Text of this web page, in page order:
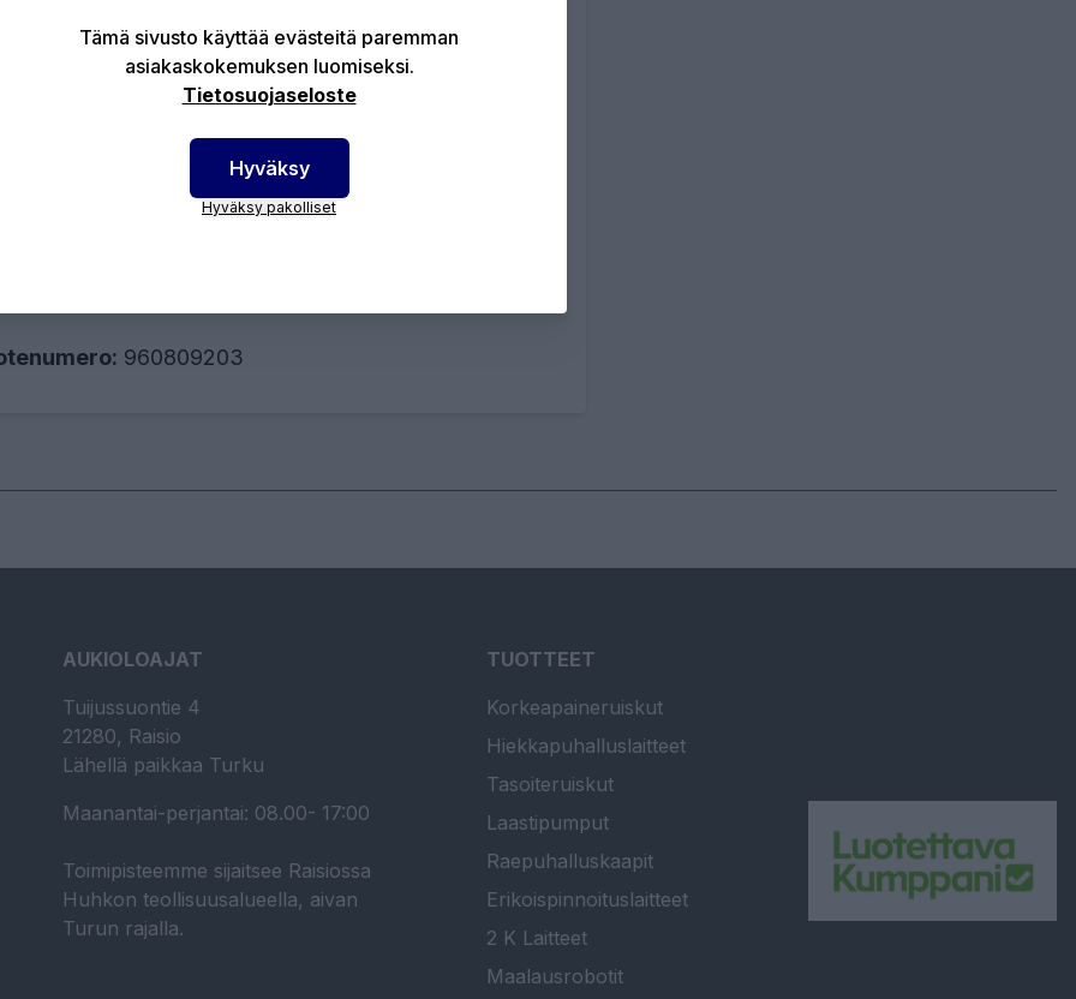
ominaisuudet:
400 N/mm2
käyttöpaine: 25 bar (-20°C-120°C)
220N/mm2
7%
max 220HB
960809203
AUKIOLOAJAT
Tuijussuontie 4
21280, Raisio
Lähellä paikkaa Turku
Maanantai-perjantai: 08.00- 17:00
Toimipisteemme sijaitsee Raisiossa
Huhkon teollisuusalueella, aivan
Turun rajalla.
TUOTTEET
Korkeapaineruiskut
Hiekkapuhalluslaitteet
Tasoiteruiskut
Laastipumput
Raepuhalluskaapit
Erikoispinnoituslaitteet
2 K Laitteet
Maalausrobotit
Tämä sivusto käyttää evästeitä paremman
asiakaskokemuksen luomiseksi.
Tietosuojaseloste
Hyväksy
Hyväksy pakolliset